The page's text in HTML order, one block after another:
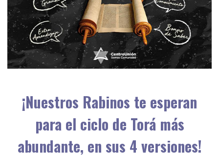
¡Nuestros Rabinos te esperan
para el ciclo de Torá más
abundante, en sus 4 versiones!